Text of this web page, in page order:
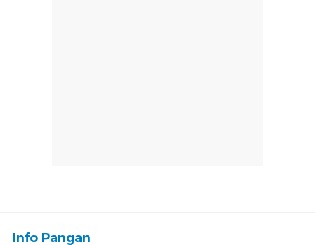
Info Pangan